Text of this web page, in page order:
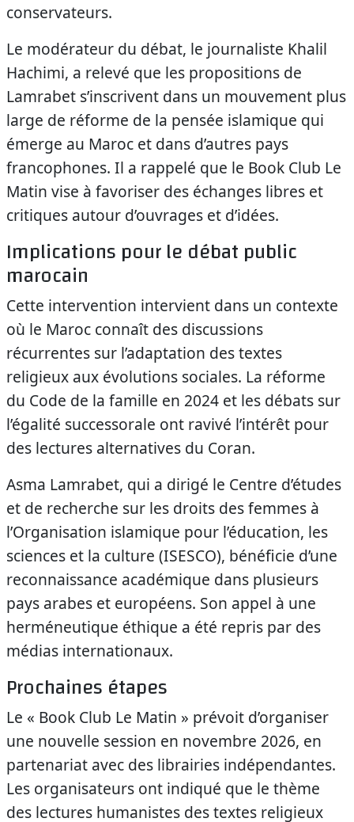
conservateurs.
Le modérateur du débat, le journaliste Khalil
Hachimi, a relevé que les propositions de
Lamrabet s’inscrivent dans un mouvement plus
large de réforme de la pensée islamique qui
émerge au Maroc et dans d’autres pays
francophones. Il a rappelé que le Book Club Le
Matin vise à favoriser des échanges libres et
critiques autour d’ouvrages et d’idées.
Implications pour le débat public
marocain
Cette intervention intervient dans un contexte
où le Maroc connaît des discussions
récurrentes sur l’adaptation des textes
religieux aux évolutions sociales. La réforme
du Code de la famille en 2024 et les débats sur
l’égalité successorale ont ravivé l’intérêt pour
des lectures alternatives du Coran.
Asma Lamrabet, qui a dirigé le Centre d’études
et de recherche sur les droits des femmes à
l’Organisation islamique pour l’éducation, les
sciences et la culture (ISESCO), bénéficie d’une
reconnaissance académique dans plusieurs
pays arabes et européens. Son appel à une
herméneutique éthique a été repris par des
médias internationaux.
Prochaines étapes
Le « Book Club Le Matin » prévoit d’organiser
une nouvelle session en novembre 2026, en
partenariat avec des librairies indépendantes.
Les organisateurs ont indiqué que le thème
des lectures humanistes des textes religieux